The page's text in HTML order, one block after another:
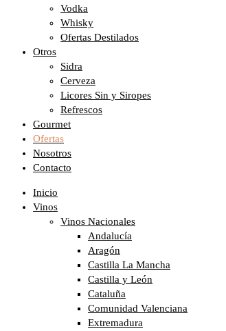
Vodka
Whisky
Ofertas Destilados
Otros
Sidra
Cerveza
Licores Sin y Siropes
Refrescos
Gourmet
Ofertas
Nosotros
Contacto
Inicio
Vinos
Vinos Nacionales
Andalucía
Aragón
Castilla La Mancha
Castilla y León
Cataluña
Comunidad Valenciana
Extremadura